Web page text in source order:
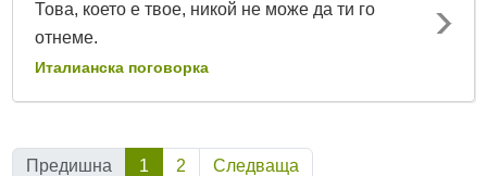
Това, което е твое, никой не може да ти го
отнеме.
Италианска поговорка
Предишна 1 (Текуща)
2 Следваща